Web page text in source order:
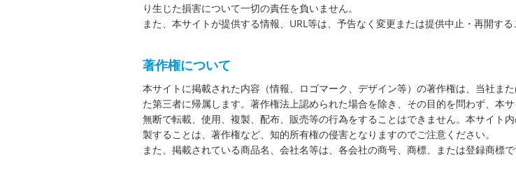
り生じた損害について一切の責任を負いません。
また、本サイトが提供する情報、URL等は、予告なく変更または提供中止・再開する
著作権について
本サイトに掲載された内容（情報、ロゴマーク、デザイン等）の著作権は、当社ま
た第三者に帰属します。著作権法上認められた場合を除き、その目的を問わず、本
無断で転載、使用、複製、配布、販売等の行為をすることはできません。本サイト
製することは、著作権など、知的所有権の侵害となりますのでご注意ください。
また、掲載されている商品名、会社名等は、各会社の商号、商標、または登録商標で